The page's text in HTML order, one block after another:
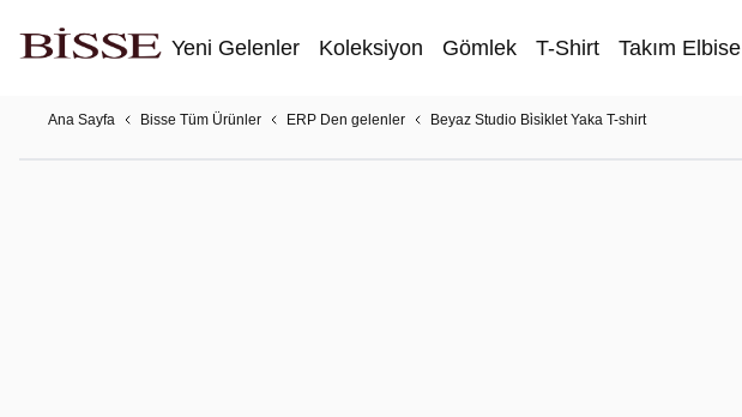
Yeni Gelenler Koleksiyon Gömlek T-Shirt Takım Elbise
Ana Sayfa Bisse Tüm Ürünler ERP Den gelenler Beyaz Studio Bi̇si̇klet Yaka T-shirt